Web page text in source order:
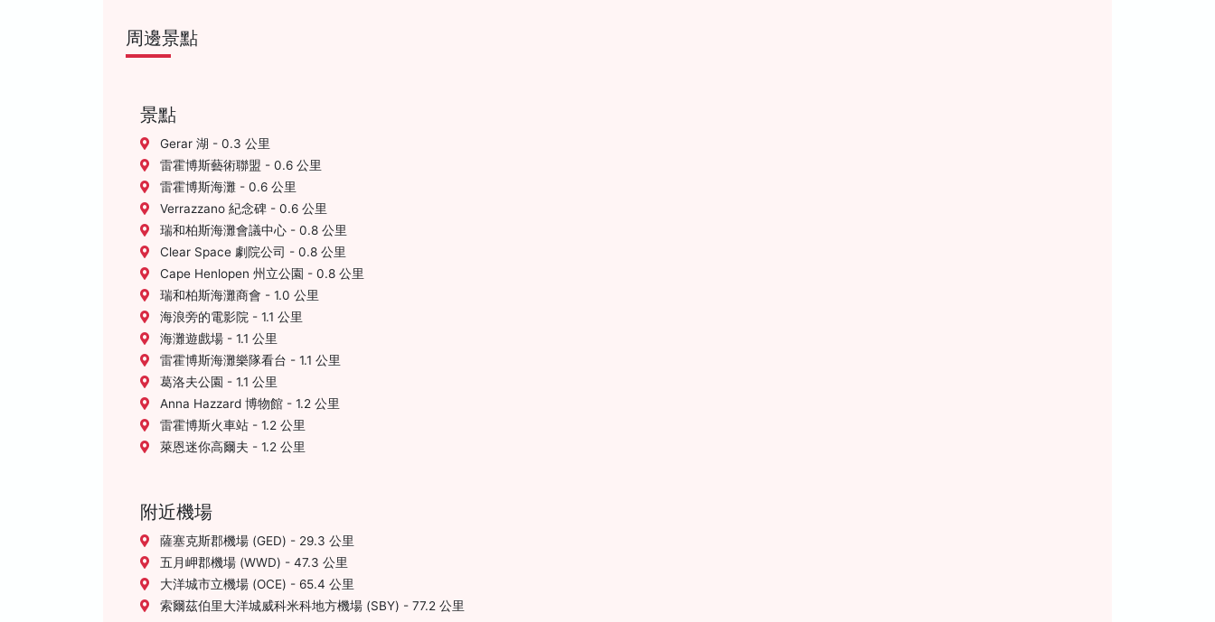
周邊景點
景點
Gerar 湖 - 0.3 公里
雷霍博斯藝術聯盟 - 0.6 公里
雷霍博斯海灘 - 0.6 公里
Verrazzano 紀念碑 - 0.6 公里
瑞和柏斯海灘會議中心 - 0.8 公里
Clear Space 劇院公司 - 0.8 公里
Cape Henlopen 州立公園 - 0.8 公里
瑞和柏斯海灘商會 - 1.0 公里
海浪旁的電影院 - 1.1 公里
海灘遊戲場 - 1.1 公里
雷霍博斯海灘樂隊看台 - 1.1 公里
葛洛夫公園 - 1.1 公里
Anna Hazzard 博物館 - 1.2 公里
雷霍博斯火車站 - 1.2 公里
萊恩迷你高爾夫 - 1.2 公里
附近機場
薩塞克斯郡機場 (GED) - 29.3 公里
五月岬郡機場 (WWD) - 47.3 公里
大洋城市立機場 (OCE) - 65.4 公里
索爾茲伯里大洋城威科米科地方機場 (SBY) - 77.2 公里